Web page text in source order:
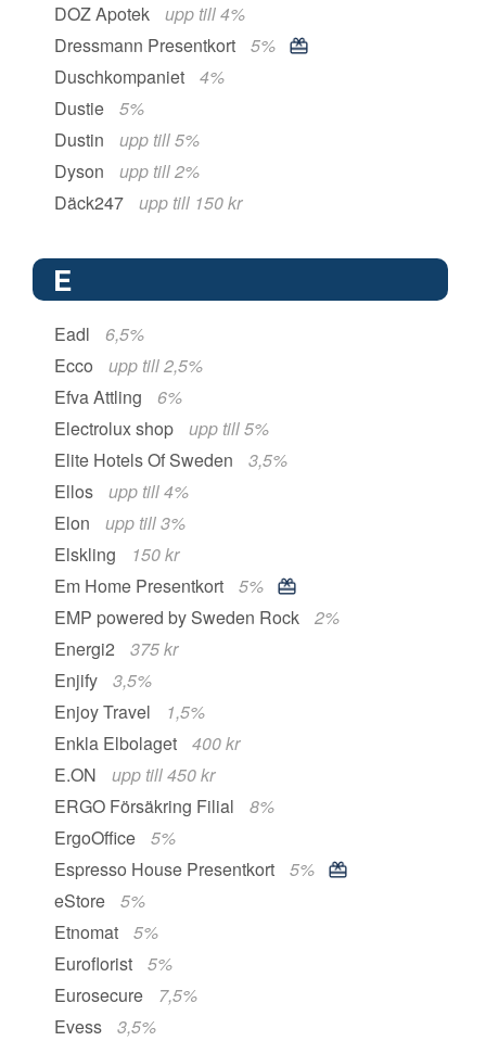
DOZ Apotek
upp till 4%
Dressmann Presentkort
5%
Duschkompaniet
4%
Dustie
5%
Dustin
upp till 5%
Dyson
upp till 2%
Däck247
upp till 150 kr
E
Eadl
6,5%
Ecco
upp till 2,5%
Efva Attling
6%
Electrolux shop
upp till 5%
Elite Hotels Of Sweden
3,5%
Ellos
upp till 4%
Elon
upp till 3%
Elskling
150 kr
Em Home Presentkort
5%
EMP powered by Sweden Rock
2%
Energi2
375 kr
Enjify
3,5%
Enjoy Travel
1,5%
Enkla Elbolaget
400 kr
E.ON
upp till 450 kr
ERGO Försäkring Filial
8%
ErgoOffice
5%
Espresso House Presentkort
5%
eStore
5%
Etnomat
5%
Euroflorist
5%
Eurosecure
7,5%
Evess
3,5%